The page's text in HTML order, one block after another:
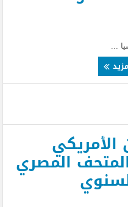
...
المصري